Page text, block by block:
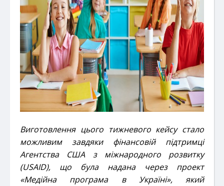
Виготовлення цього тижневого кейсу стало
можливим завдяки фінансовій підтримці
Агентства США з міжнародного розвитку
(USAID), що була надана через проект
«Медійна програма в Україні», який